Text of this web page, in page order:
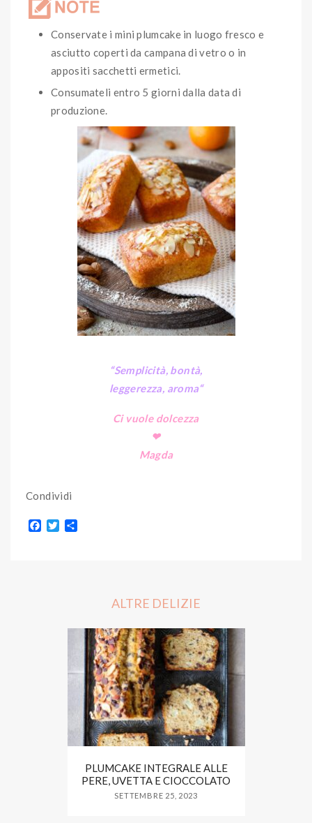
Conservate i mini plumcake in luogo fresco e
asciutto coperti da campana di vetro o in
appositi sacchetti ermetici.
Consumateli entro 5 giorni dalla data di
produzione.
“Semplicità, bontà,
leggerezza, aroma“
Ci vuole dolcezza
❤
Magda
Condividi
F
T
ALTRE DELIZIE
PLUMCAKE INTEGRALE ALLE
PERE, UVETTA E CIOCCOLATO
SETTEMBRE 25, 2023